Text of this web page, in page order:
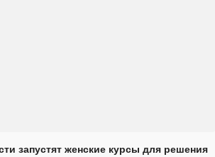
запустят женские курсы для решения